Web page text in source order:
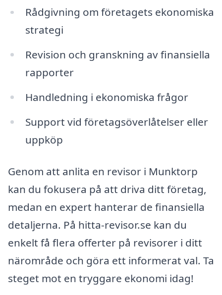
Rådgivning om företagets ekonomiska
strategi
Revision och granskning av finansiella
rapporter
Handledning i ekonomiska frågor
Support vid företagsöverlåtelser eller
uppköp
Genom att anlita en revisor i Munktorp
kan du fokusera på att driva ditt företag,
medan en expert hanterar de finansiella
detaljerna. På hitta-revisor.se kan du
enkelt få flera offerter på revisorer i ditt
närområde och göra ett informerat val. Ta
steget mot en tryggare ekonomi idag!